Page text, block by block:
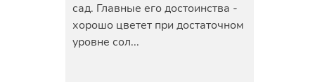
сад. Главные его достоинства -
хорошо цветет при достаточном
уровне сол...